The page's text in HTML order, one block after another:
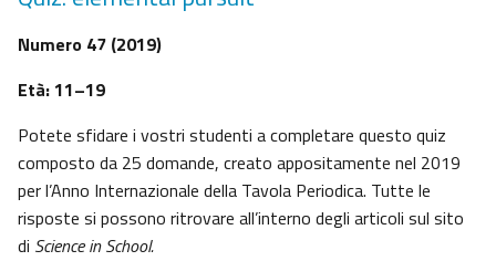
Numero 47 (2019)
Età: 11–19
Potete sfidare i vostri studenti a completare questo quiz
composto da 25 domande, creato appositamente nel 2019
per l’Anno Internazionale della Tavola Periodica. Tutte le
risposte si possono ritrovare all’interno degli articoli sul sito
di Science in School.